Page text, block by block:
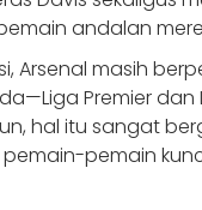
andalan
Arsenal masih
Premier dan
hal itu sangat
pemain